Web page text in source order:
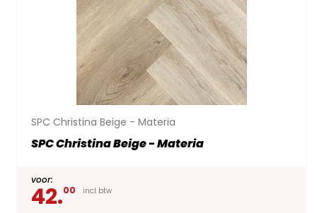
SPC Christina Beige - Materia
SPC Christina Beige - Materia
voor:
42.00 incl btw